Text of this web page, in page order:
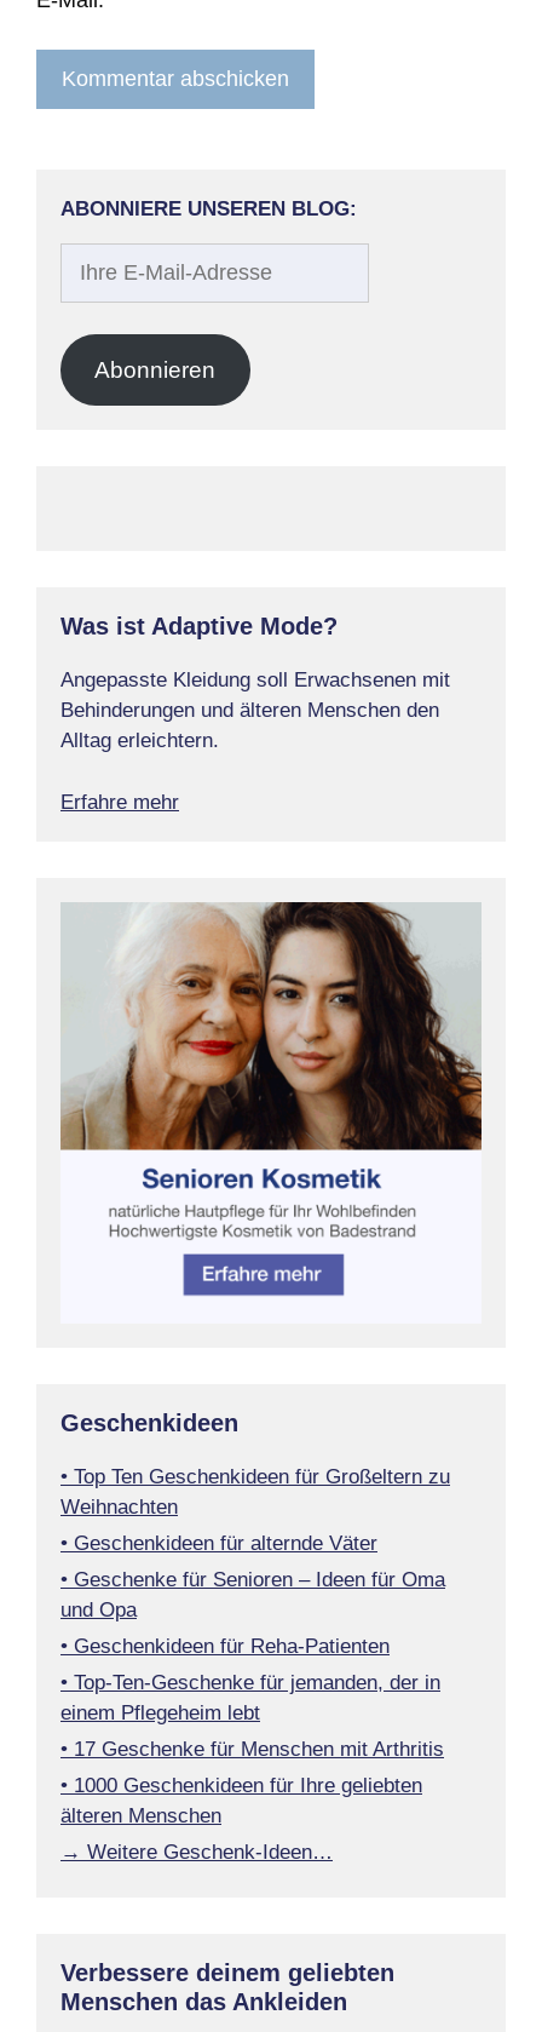
ABONNIERE UNSEREN BLOG:
Adresse
Abonnieren
Was ist Adaptive Mode?
Angepasste Kleidung soll Erwachsenen mit
Behinderungen und älteren Menschen den
Alltag erleichtern.
Erfahre mehr
Geschenkideen
• Top Ten Geschenkideen für Großeltern zu
Weihnachten
• Geschenkideen für alternde Väter
• Geschenke für Senioren – Ideen für Oma
und Opa
• Geschenkideen für Reha-Patienten
• Top-Ten-Geschenke für jemanden, der in
einem Pflegeheim lebt
• 17 Geschenke für Menschen mit Arthritis
• 1000 Geschenkideen für Ihre geliebten
älteren Menschen
→ Weitere Geschenk-Ideen…
Verbessere deinem geliebten
Menschen das Ankleiden